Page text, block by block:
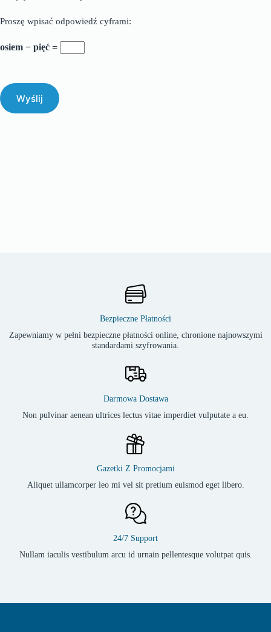
Proszę wpisać odpowiedź cyframi:
osiem − pięć =
Wyślij
Bezpieczne Płatności
Zapewniamy w pełni bezpieczne płatności online, chronione najnowszymi
standardami szyfrowania.
Darmowa Dostawa
Non pulvinar aenean ultrices lectus vitae imperdiet vulputate a eu.
Gazetki Z Promocjami
Aliquet ullamcorper leo mi vel sit pretium euismod eget libero.
24/7 Support
Nullam iaculis vestibulum arcu id urnain pellentesque volutpat quis.